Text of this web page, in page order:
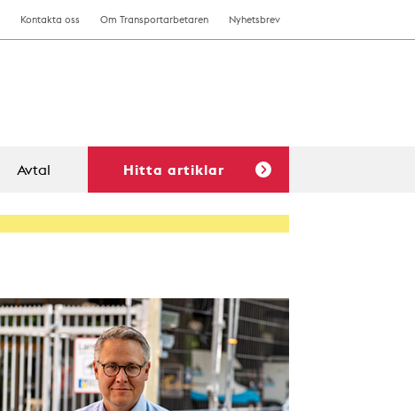
Kontakta oss Om Transportarbetaren Nyhetsbrev
Avtal Hitta artiklar